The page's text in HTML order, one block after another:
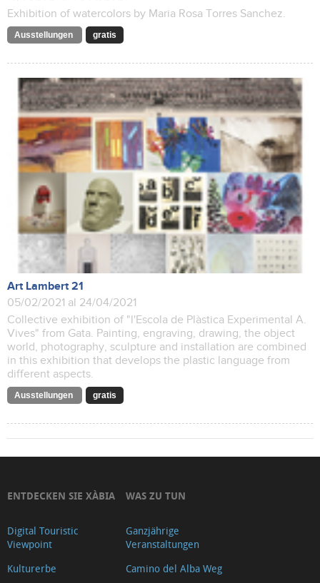
Exhibition of watercolors by Maria Rosa Torres Sanchez.
Ausstellungen gratis
Art Lambert 21
05/02/2021 al 24/04/2021
Collective exhibition of "l'Escola de Plàstica Experimental A.
Vives" from Gata. Painting, engraving, drawing, the object
world, photography, sculpture and installation are combined
in this exhibition that develops the plastic language from
different aspects.
Ausstellungen gratis
ENTDECKEN SIE XÀBIA
Digital Touristic
Viewpoint
Kulturerbe
WAS ZU TUN
Ganzjährige
Veranstaltungen
Camino del Alba Weg